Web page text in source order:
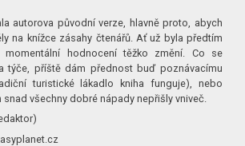
autorova původní verze, hlavně proto, abych
na knížce zásahy čtenářů. Ať už byla předtím
hodnocení těžko změní. Co se
týče, příště dám přednost buď poznávacímu
turistické lákadlo kniha funguje), nebo
všechny dobré nápady nepřišly vniveč.